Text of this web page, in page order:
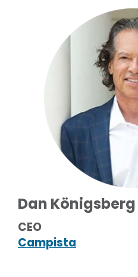
Dan Königsberg
CEO
Campista